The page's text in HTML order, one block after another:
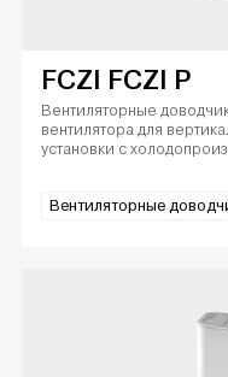
FCZI FCZI P
Вентиляторные
вентилятора для
установки с
Вентиляторные